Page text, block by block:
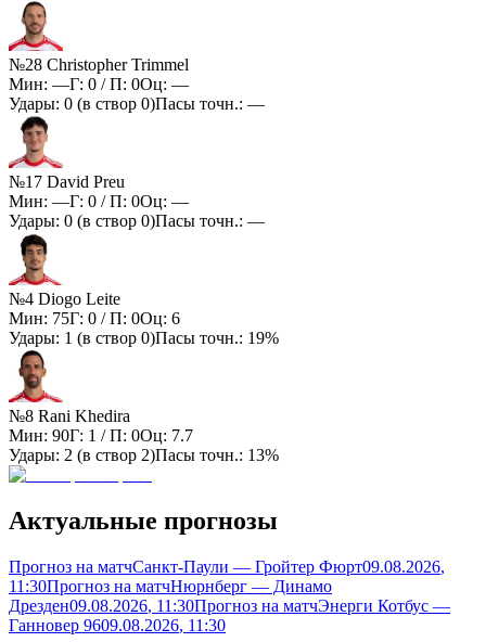
№28 Christopher Trimmel
Мин: —Г: 0 / П: 0Оц: —
Удары: 0 (в створ 0)Пасы точн.: —
№17 David Preu
Мин: —Г: 0 / П: 0Оц: —
Удары: 0 (в створ 0)Пасы точн.: —
№4 Diogo Leite
Мин: 75Г: 0 / П: 0Оц: 6
Удары: 1 (в створ 0)Пасы точн.: 19%
№8 Rani Khedira
Мин: 90Г: 1 / П: 0Оц: 7.7
Удары: 2 (в створ 2)Пасы точн.: 13%
Актуальные прогнозы
Прогноз на матчСанкт-Паули — Гройтер Фюрт09.08.2026,
11:30Прогноз на матчНюрнберг — Динамо
Дрезден09.08.2026, 11:30Прогноз на матчЭнерги Котбус —
Ганновер 9609.08.2026, 11:30